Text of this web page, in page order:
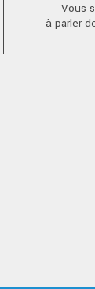
Vous
à parler